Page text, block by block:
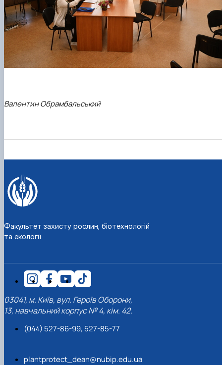
Валентин Обрамбальський
Факультет захисту рослин, біотехнологій
та екології
03041, м. Київ, вул. Героїв Оборони,
13, навчальний корпус № 4, кім. 42.
(044) 527-86-99, 527-85-77
plantprotect_dean@nubip.edu.ua